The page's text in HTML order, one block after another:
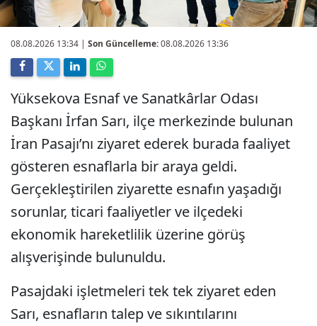
08.08.2026 13:34 | Son Güncelleme:08.08.2026 13:36
Yüksekova Esnaf ve Sanatkârlar Odası
Başkanı İrfan Sarı, ilçe merkezinde bulunan
İran Pasajı’nı ziyaret ederek burada faaliyet
gösteren esnaflarla bir araya geldi.
Gerçekleştirilen ziyarette esnafın yaşadığı
sorunlar, ticari faaliyetler ve ilçedeki
ekonomik hareketlilik üzerine görüş
alışverişinde bulunuldu.
Pasajdaki işletmeleri tek tek ziyaret eden
Sarı, esnafların talep ve sıkıntılarını